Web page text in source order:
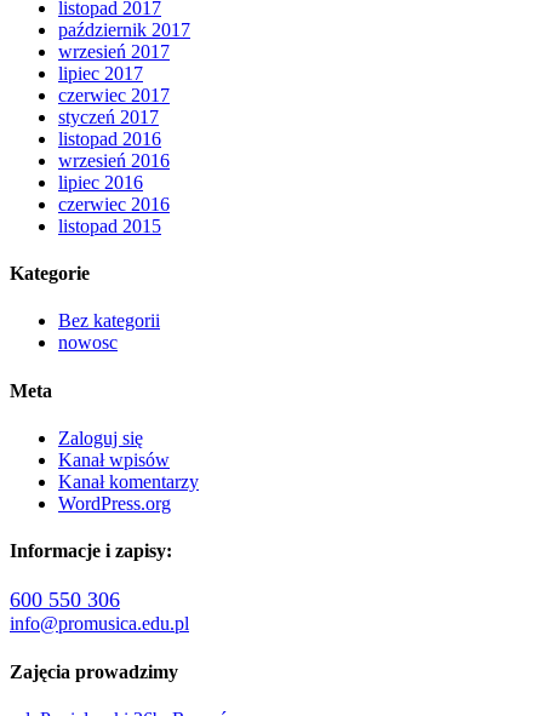
listopad 2017
październik 2017
wrzesień 2017
lipiec 2017
czerwiec 2017
styczeń 2017
listopad 2016
wrzesień 2016
lipiec 2016
czerwiec 2016
listopad 2015
Kategorie
Bez kategorii
nowosc
Meta
Zaloguj się
Kanał wpisów
Kanał komentarzy
WordPress.org
Informacje i zapisy:
600 550 306
info@promusica.edu.pl
Zajęcia prowadzimy